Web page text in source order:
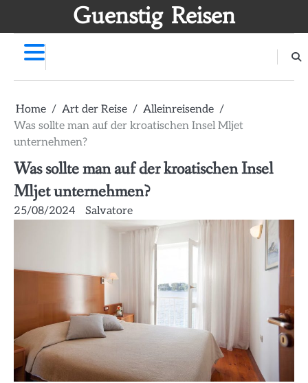
Guenstig Reisen
Home Art der Reise
Alleinreisende
Was sollte man auf der kroatischen Insel Mljet
unternehmen?
Was sollte man auf der kroatischen Insel
Mljet unternehmen?
25/08/2024 Salvatore